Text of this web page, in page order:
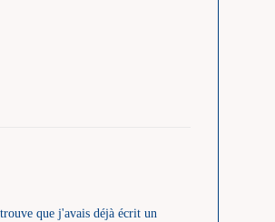
que j'avais déjà écrit un